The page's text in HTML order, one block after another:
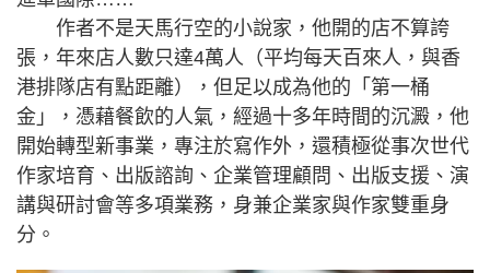
作者不是天馬行空的小說家，他開的店不算誇
張，年來店人數只達4萬人（平均每天百來人，與香
港排隊店有點距離），但足以成為他的「第一桶
金」，憑藉餐飲的人氣，經過十多年時間的沉澱，他
開始轉型新事業，專注於寫作外，還積極從事次世代
作家培育、出版諮詢、企業管理顧問、出版支援、演
講與研討會等多項業務，身兼企業家與作家雙重身
分。